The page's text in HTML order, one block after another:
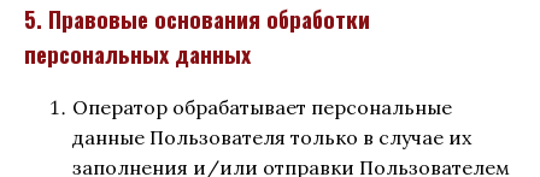
5. Правовые основания обработки
персональных данных
Оператор обрабатывает персональные
данные Пользователя только в случае их
заполнения и/или отправки Пользователем